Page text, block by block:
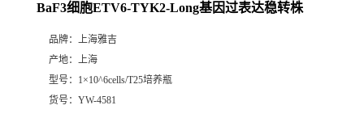
BaF3细胞ETV6-TYK2-Long基因过表达稳转株
品牌： 上海雅吉
产地： 上海
型号： 1×10^6cells/T25培养瓶
货号： YW-4581